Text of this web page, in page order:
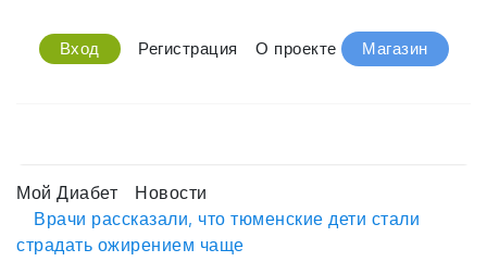
Вход Регистрация О проекте Магазин
Мой Диабет
Новости
Врачи рассказали, что тюменские дети стали
страдать ожирением чаще